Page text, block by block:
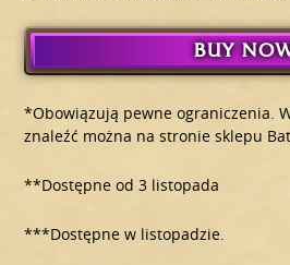
BUY
*Obowiązują pewne ograniczenia.
znaleźć można na stronie sklepu
**Dostępne od 3 listopada
***Dostępne w listopadzie.